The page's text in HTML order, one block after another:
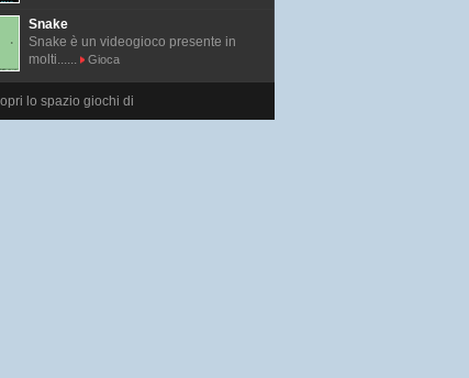
Snake
Snake è un videogioco presente in
molti......
Gioca
lo spazio giochi di